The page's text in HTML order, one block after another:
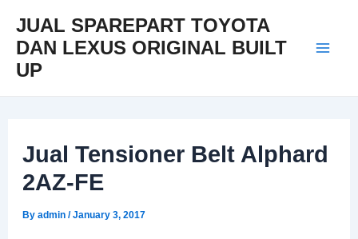
content
JUAL SPAREPART TOYOTA
DAN LEXUS ORIGINAL BUILT
UP
Jual Tensioner Belt Alphard
2AZ-FE
Byadmin/January 3, 2017
navigation